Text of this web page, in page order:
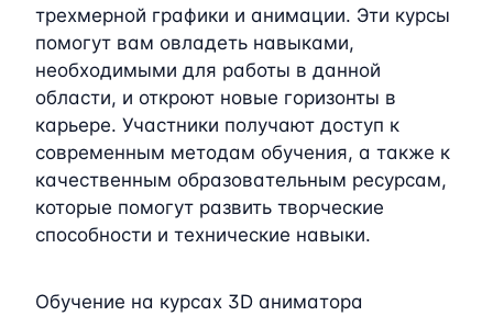
трехмерной графики и анимации. Эти курсы
помогут вам овладеть навыками,
необходимыми для работы в данной
области, и откроют новые горизонты в
карьере. Участники получают доступ к
современным методам обучения, а также к
качественным образовательным ресурсам,
которые помогут развить творческие
способности и технические навыки.
Обучение на курсах 3D аниматора